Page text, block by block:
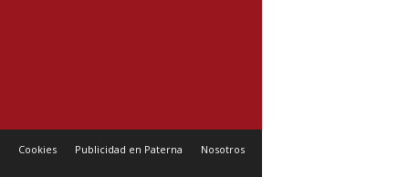
Cookies Publicidad en Paterna Nosotros